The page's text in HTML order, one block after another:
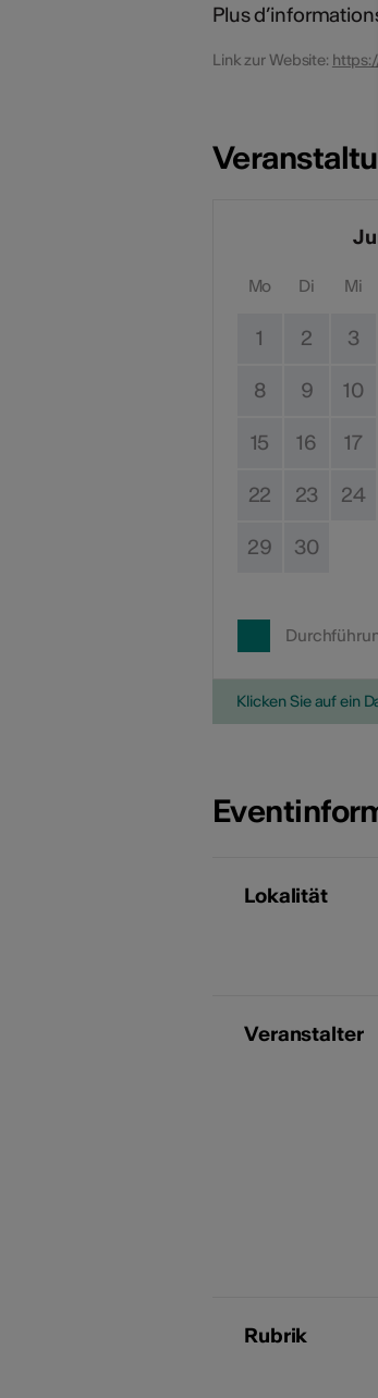
Plus
Link zur Website:
Mo Di Mi
1 2 3
8 9 10
15 16 17
22 23 24
29 30
Klicken Sie auf ein
Lokalität
Veranstalter
Rubrik